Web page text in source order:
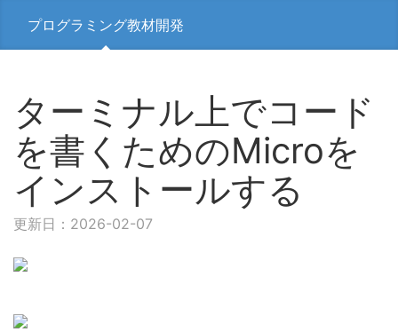
プログラミング教材開発
ターミナル上でコード
を書くためのMicroを
インストールする
更新日：2026-02-07